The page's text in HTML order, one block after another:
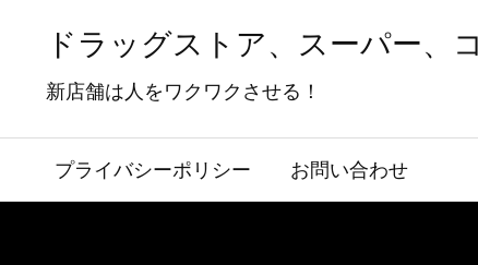
ドラッグストア、スーパー、
新店舗は人をワクワクさせる！
プライバシーポリシー お問い合わせ